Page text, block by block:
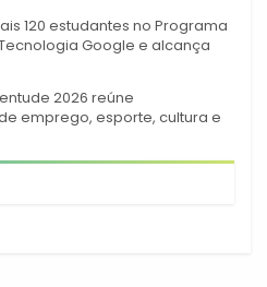
120 estudantes no Programa
Google e alcança
2026 reúne
emprego, esporte, cultura e